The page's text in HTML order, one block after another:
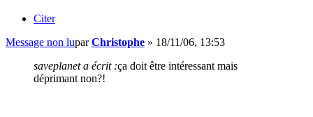
Citer
Message non luparChristophe » 18/11/06, 13:53
saveplanet a écrit :ça doit être intéressant mais
déprimant non?!